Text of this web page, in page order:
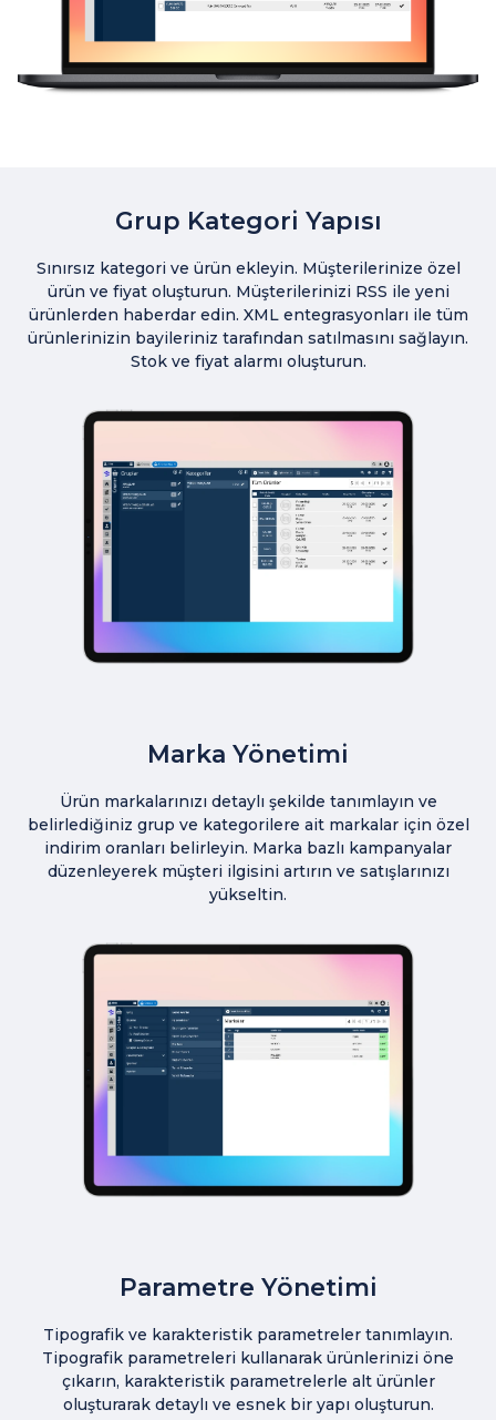
Grup Kategori Yapısı
Sınırsız kategori ve ürün ekleyin. Müşterilerinize özel
ürün ve fiyat oluşturun. Müşterilerinizi RSS ile yeni
ürünlerden haberdar edin. XML entegrasyonları ile tüm
ürünlerinizin bayileriniz tarafından satılmasını sağlayın.
Stok ve fiyat alarmı oluşturun.
Marka Yönetimi
Ürün markalarınızı detaylı şekilde tanımlayın ve
belirlediğiniz grup ve kategorilere ait markalar için özel
indirim oranları belirleyin. Marka bazlı kampanyalar
düzenleyerek müşteri ilgisini artırın ve satışlarınızı
yükseltin.
Parametre Yönetimi
Tipografik ve karakteristik parametreler tanımlayın.
Tipografik parametreleri kullanarak ürünlerinizi öne
çıkarın, karakteristik parametrelerle alt ürünler
oluşturarak detaylı ve esnek bir yapı oluşturun.